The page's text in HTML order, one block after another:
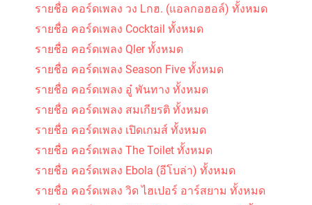
รายชื่อ คอร์ดเพลง วง Lกฮ. (แอลกอฮอล์) ทั้งหมด
รายชื่อ คอร์ดเพลง Cocktail ทั้งหมด
รายชื่อ คอร์ดเพลง Qler ทั้งหมด
รายชื่อ คอร์ดเพลง Season Five ทั้งหมด
รายชื่อ คอร์ดเพลง อู๋ พันทาง ทั้งหมด
รายชื่อ คอร์ดเพลง สมเกียรติ ทั้งหมด
รายชื่อ คอร์ดเพลง เปิดเกมส์ ทั้งหมด
รายชื่อ คอร์ดเพลง The Toilet ทั้งหมด
รายชื่อ คอร์ดเพลง Ebola (อีโบล่า) ทั้งหมด
รายชื่อ คอร์ดเพลง วิด ไฮเปอร์ อาร์สยาม ทั้งหมด